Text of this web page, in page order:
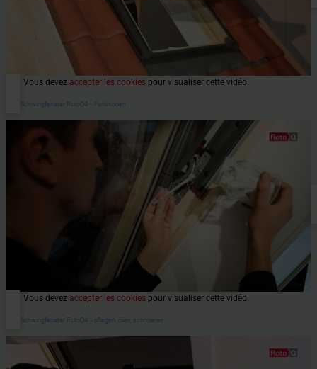
Vous devez accepter les cookies pour visualiser cette vidéo.
Roto Schwingfenster RotoQ4 ‒ Funktionen
Vous devez accepter les cookies pour visualiser cette vidéo.
Roto Schwingfenster RotoQ4 ‒ pflegen, ölen, schmieren